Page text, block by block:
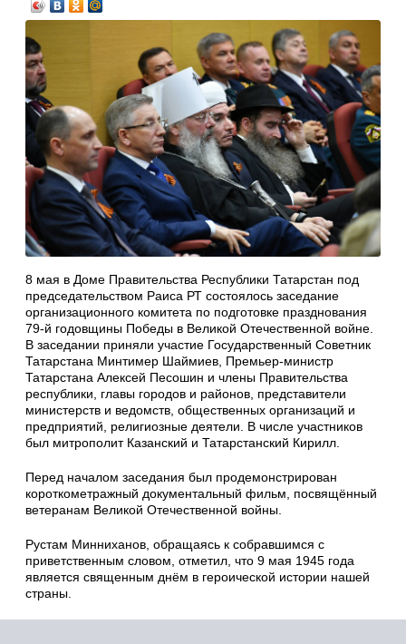
8 мая в Доме Правительства Республики Татарстан под
председательством Раиса РТ состоялось заседание
организационного комитета по подготовке празднования
79-й годовщины Победы в Великой Отечественной войне.
В заседании приняли участие Государственный Советник
Татарстана Минтимер Шаймиев, Премьер-министр
Татарстана Алексей Песошин и члены Правительства
республики, главы городов и районов, представители
министерств и ведомств, общественных организаций и
предприятий, религиозные деятели. В числе участников
был митрополит Казанский и Татарстанский Кирилл.
Перед началом заседания был продемонстрирован
короткометражный документальный фильм, посвящённый
ветеранам Великой Отечественной войны.
Рустам Минниханов, обращаясь к собравшимся с
приветственным словом, отметил, что 9 мая 1945 года
является священным днём в героической истории нашей
страны.